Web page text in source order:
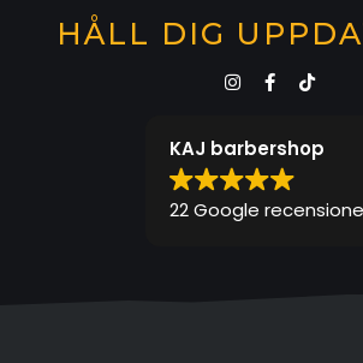
HÅLL DIG
KAJ barbershop
22 Google